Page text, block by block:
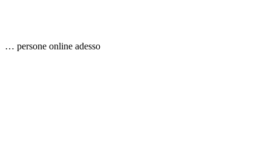
… persone online adesso